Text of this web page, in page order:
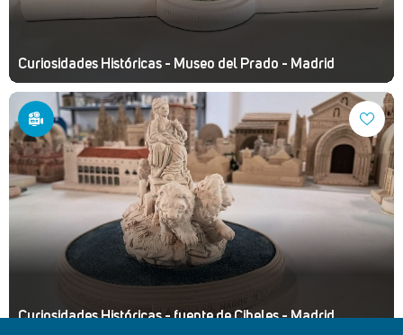
Curiosidades Históricas - Museo del Prado - Madrid
Curiosidades Históricas - fuente de Cibeles - Madrid